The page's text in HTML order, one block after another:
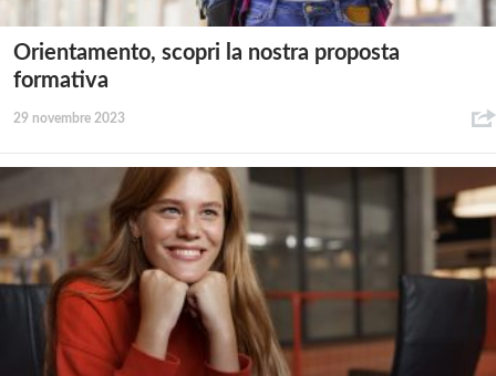
Orientamento, scopri la nostra proposta
formativa
29 novembre 2023